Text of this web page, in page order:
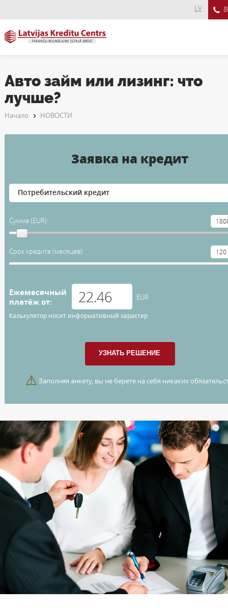
LV
Авто займ или лизинг: что
лучше?
Начало НОВОСТИ
Заявка на кредит
Сумма (EUR):
Срок кредита (месяцев):
Ежемесячный
платёж от:
EUR
Калькулятор носит информативный характер
⚠ Заполняя анкету, вы не берете на себя никаких